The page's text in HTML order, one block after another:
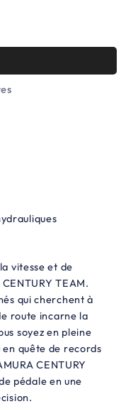
vitesse et de
TEAM.
qui cherchent à
route incarne la
soyez en pleine
en quête de records
CENTURY
pédale en une